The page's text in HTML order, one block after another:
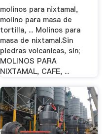
molinos para nixtamal,
molino para masa de
tortilla, ... Molinos para
masa de nixtamal.Sin
piedras volcanicas, sin;
MOLINOS PARA
NIXTAMAL, CAFE, ...